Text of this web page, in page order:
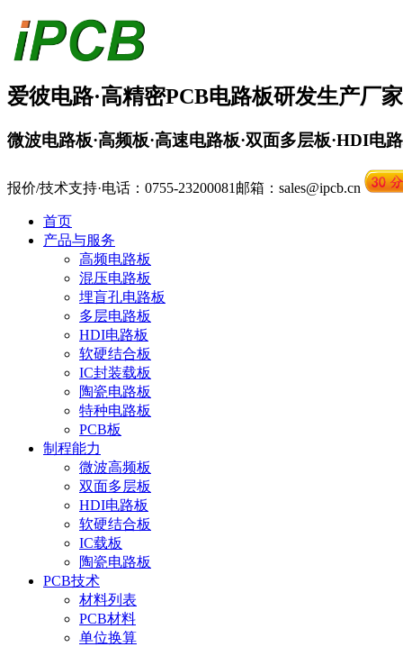
爱彼电路·高精密PCB电路板研发生产厂家
微波电路板·高频板·高速电路板·双面多层板·HDI电
报价/技术支持·电话：0755-23200081 邮箱：sales@ipcb.cn
首页
产品与服务
高频电路板
混压电路板
埋盲孔电路板
多层电路板
HDI电路板
软硬结合板
IC封装载板
陶瓷电路板
特种电路板
PCB板
制程能力
微波高频板
双面多层板
HDI电路板
软硬结合板
IC载板
陶瓷电路板
PCB技术
材料列表
PCB材料
单位换算